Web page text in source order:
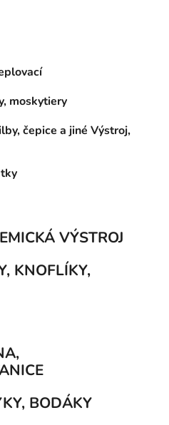
moskytiery
čepice a jiné Výstroj,
VÝSTROJ
KNOFLÍKY,
BODÁKY